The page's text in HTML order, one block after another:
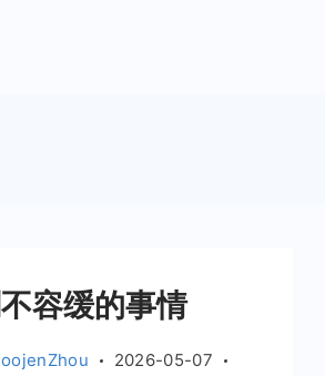
容缓的事情
2026-05-07